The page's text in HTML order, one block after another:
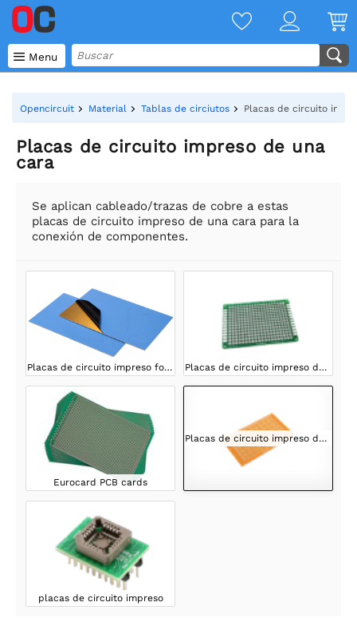
 Menu
Opencircuit Material Tablas de circiutos Placas de circuito
Placas de circuito impreso de una
cara
Se aplican cableado/trazas de cobre a estas
placas de circuito impreso de una cara para la
conexión de componentes.
Placas de circuito impreso fotosensibles Placas de circuito impreso de doble cara.
Eurocard PCB cards
Placas de circuito impreso de una cara
placas de circuito impreso